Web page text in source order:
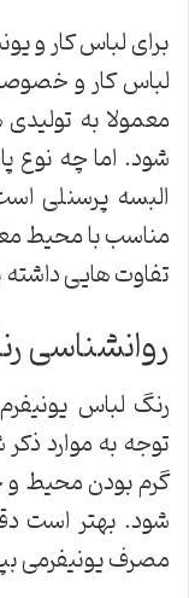
برای لباس کار و
لباس کار و
معمولا به
شود. اما چه نوع
البسه پرسنلی
مناسب با محیط
تفاوت هایی
روانشناسی
رنگ لباس
توجه به موارد
گرم بودن محیط
شود. بهتر است
مصرف یونیفرمی